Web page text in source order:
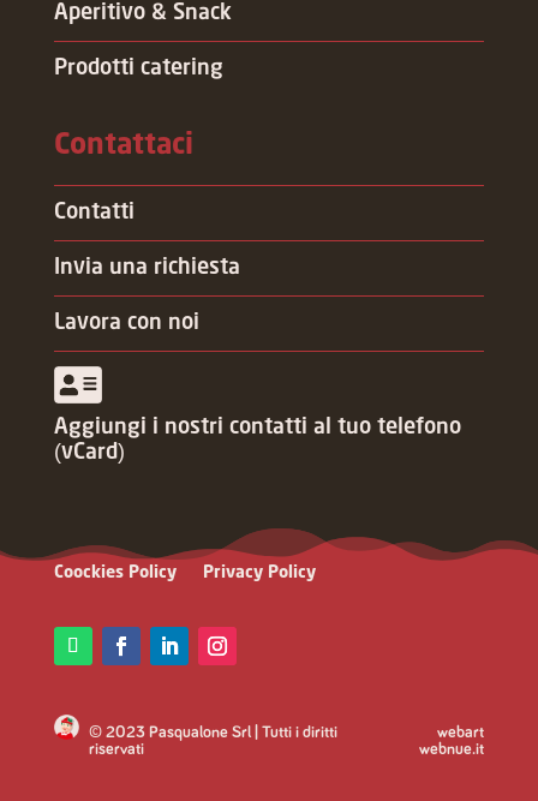
Aperitivo & Snack
Prodotti catering
Contattaci
Contatti
Invia una richiesta
Lavora con noi
Aggiungi i nostri contatti al tuo telefono
(vCard)
Coockies Policy Privacy Policy
© 2023 Pasqualone Srl | Tutti i diritti
riservati
webart
webnue.it